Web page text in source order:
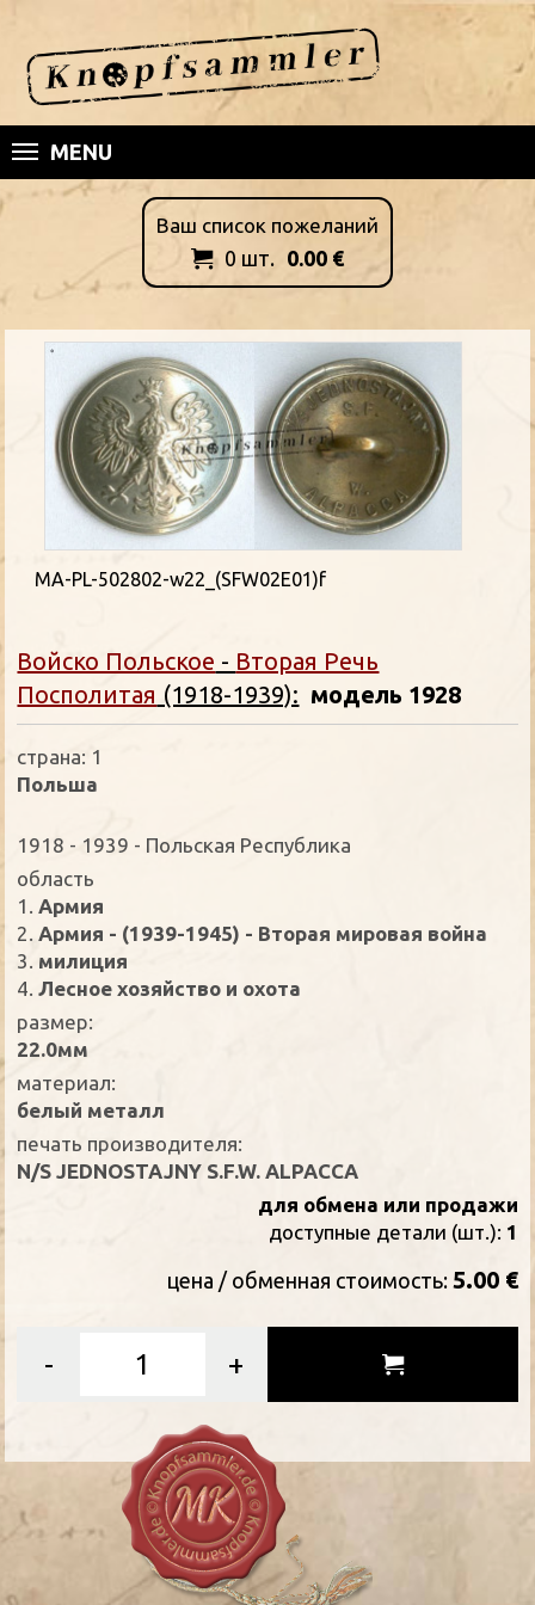
MENU
Ваш список пожеланий
 0 шт. 0.00 €
MA-PL-502802-w22_(SFW02E01)f
Войско Польское - Вторая Речь
Посполитая (1918-1939): модель 1928
страна: 1
Польша
1918 - 1939 - Польская Республика
oбласть
1.
Армия
2. Армия - (1939-1945) - Вторая мировая война
3. милиция
4. Лесное хозяйство и охота
размер:
22.0мм
материал:
белый металл
печать производителя:
N/S JEDNOSTAJNY S.F.W. ALPACCA
для обмена или продажи
доступные детали (шт.): 1
цена / oбменная стоимость: 5.00 €
- +